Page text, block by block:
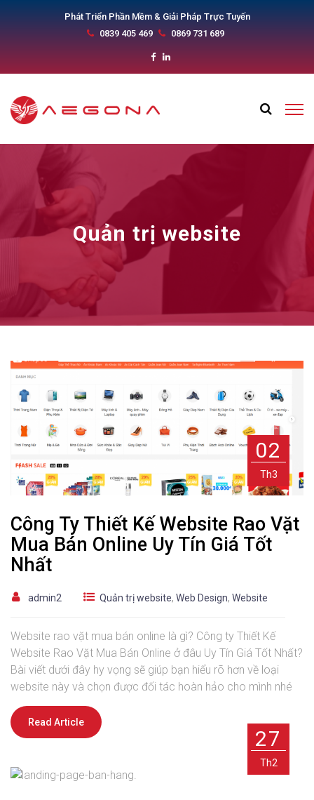
Phát Triển Phần Mềm & Giải Pháp Trực Tuyến
0839 405 469
0869 731 689
Quản trị website
02
Th3
Công Ty Thiết Kế Website Rao Vặt
Mua Bán Online Uy Tín Giá Tốt
Nhất
admin2 Quản trị website, Web Design, Website
Website rao vặt mua bán online là gì? Công ty Thiết Kế
Website Rao Vặt Mua Bán Online ở đâu Uy Tín Giá Tốt Nhất?
Bài viết dưới đây hy vọng sẽ giúp bạn hiểu rõ hơn về loại
website này và chọn được đối tác hoàn hảo cho mình nhé
Read Article
27
Th2